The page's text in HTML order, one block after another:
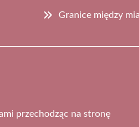
Granice między
przechodząc na stronę